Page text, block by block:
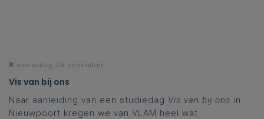
woensdag 26 november
Vis van bij ons
Naar aanleiding van een studiedag Vis van bij ons in
Nieuwpoort kregen we van VLAM heel wat